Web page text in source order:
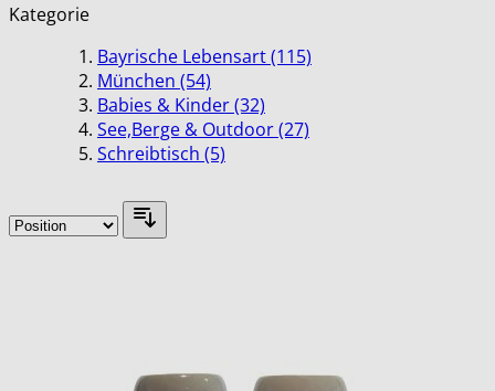
Kategorie
Bayrische Lebensart(115)
München (54)
Babies & Kinder(32)
See,Berge & Outdoor(27)
Schreibtisch (5)